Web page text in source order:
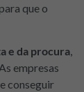
que o
e da procura,
empresas
conseguir